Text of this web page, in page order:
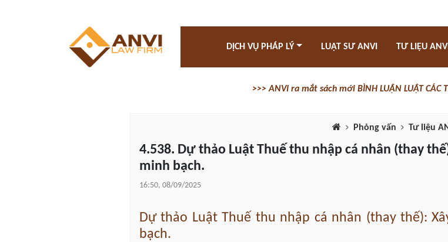
DỊCH VỤ PHÁP LÝ LUẬT SƯ ANVI TƯ LIỆU ANVI
>>> ANVI ra mắt sách mới BÌNH LUẬN LUẬT CÁC
Phỏng vấn Tư liệu
4.538. Dự thảo Luật Thuế thu nhập cá nhân (thay
minh bạch.
16:50, 08/09/2025
Dự thảo Luật Thuế thu nhập cá nhân (thay thế):
bạch.